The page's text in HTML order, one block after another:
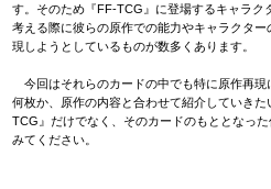
す。そのため『FF-TCG』に登場するキャラク
考える際に彼らの原作での能力やキャラクタ
現しようとしているものが数多くあります。
今回はそれらのカードの中でも特に原作再現
何枚か、原作の内容と合わせて紹介していき
TCG』だけでなく、そのカードのもととなっ
みてください。